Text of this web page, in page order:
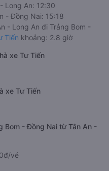
Long An: 12:30
- Đồng Nai: 15:18
- Long An đi Trảng Bom -
Tiến khoảng: 2.8 giờ
xe Tư Tiến
xe Tư Tiến
Bom - Đồng Nai từ Tân An -
vé